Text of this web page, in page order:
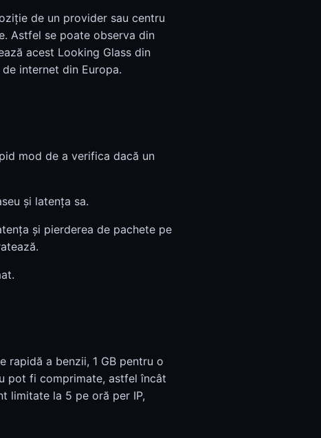
de un provider sau centru
Astfel se poate observa din
acest Looking Glass din
internet din Europa.
mod de a verifica dacă un
și latența sa.
și pierderea de pachete pe
rapidă a benzii, 1 GB pentru o
pot fi comprimate, astfel încât
limitate la 5 pe oră per IP,